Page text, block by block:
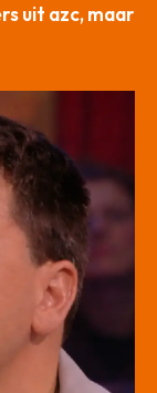
uit azc, maar